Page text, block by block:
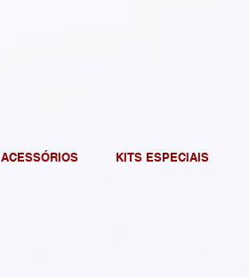
ACESSÓRIOS KITS ESPECIAIS